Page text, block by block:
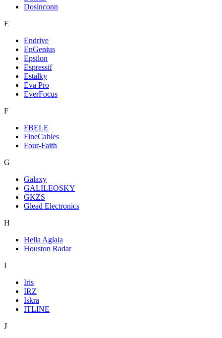
Dosinconn
E
Endrive
EnGenius
Epsilon
Espressif
Estalky
Eva Pro
EverFocus
F
FBELE
FineCables
Four-Faith
G
Galaxy
GALILEOSKY
GKZS
Glead Electronics
H
Hella Aglaia
Houston Radar
I
Iris
IRZ
Iskra
ITLINE
J